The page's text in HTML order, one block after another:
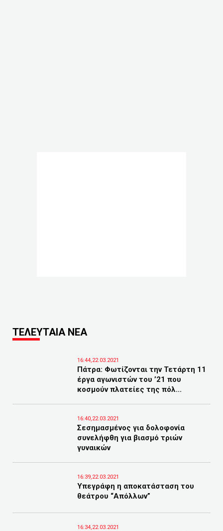
ΤΕΛΕΥΤΑΙΑ ΝΕΑ
16:44,22.03.2021
Πάτρα: Φωτίζονται την Τετάρτη 11
έργα αγωνιστών του ’21 που
κοσμούν πλατείες της πόλ...
16:40,22.03.2021
Σεσημασμένος για δολοφονία
συνελήφθη για βιασμό τριών
γυναικών
16:39,22.03.2021
Υπεγράφη η αποκατάσταση του
θεάτρου “Απόλλων”
16:34,22.03.2021